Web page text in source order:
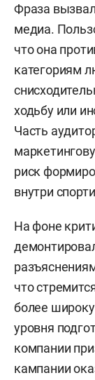
Фраза
медиа.
что она
категориям
ходьбу или
Часть
риск
внутри
На фоне
что
более
уровня
компании
кампании